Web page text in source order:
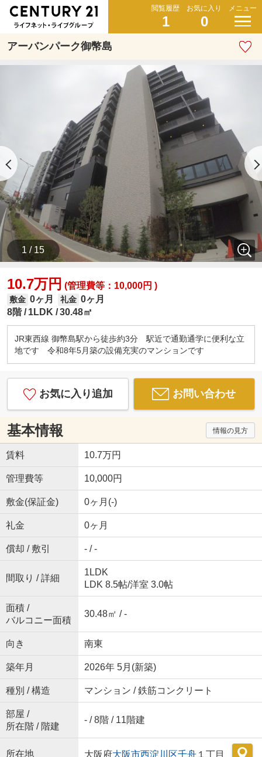
閲覧履歴
1
お気に入り
0
メニュー
アーバンパーク御幣島
1 / 15
10.7万円 (管理費等：10,000円 )
敷金 0ヶ月 礼金 0ヶ月
8階
1LDK 30.48㎡
JR東西線 御幣島駅から徒歩約3分 駅近で通勤通学に便利な立
地です 令和8年5月築の設備充実のマンションです
お気に入り追加 お問い合わせ
基本情報 情報の見方
賃料 10.7万円
管理費等 10,000円
敷金(保証金) 0ヶ月(-)
礼金 0ヶ月
償却 / 敷引 - / -
間取り / 詳細
1LDK
LDK 8.5帖/洋室 3.0帖
面積 /
バルコニー面積
30.48㎡ / -
向き 南東
築年月 2026年 5月(新築)
種別 / 構造 マンション / 鉄筋コンクリート
部屋 /
所在階 / 階建
- / 8階 / 11階建
所在地 大阪府大阪市西淀川区千舟１丁目